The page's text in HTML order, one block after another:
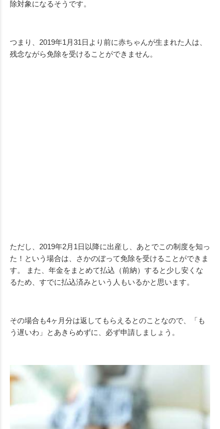
除対象になるそうです。
つまり、2019年1月31日より前に赤ちゃんが生まれた人は、
残念ながら免除を受けることができません。
ただし、2019年2月1日以降に出産し、あとでこの制度を知っ
た！という場合は、さかのぼって免除を受けることができま
す。 また、年金をまとめて払込（前納）すると少し安くな
るため、すでに払込済みという人もいるかと思います。
その場合も4ヶ月分は返してもらえるとのことなので、「も
う遅いわ」とあきらめずに、必ず申請しましょう。